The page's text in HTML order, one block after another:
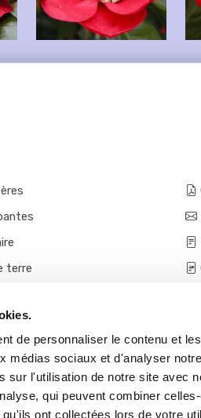
de personnaliser le contenu et
médias sociaux et d'analyser
sur l'utilisation de notre site avec
qui peuvent combiner
ont collectées lors de votre
terre
et accessoires